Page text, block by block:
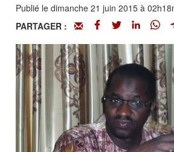
Publié le dimanche 21 juin 2015 à
PARTAGER :